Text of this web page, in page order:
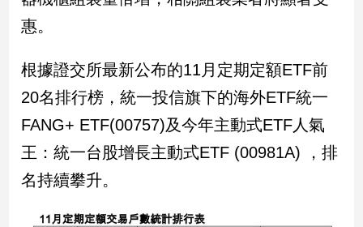
樂
星
聞
流
行/
時
追
惠。
根據證交所最新公布的11月定期定額ETF前
20名排行榜，統一投信旗下的海外ETF統一
FANG+ ETF(00757)及今年主動式ETF人氣
王：統一台股增長主動式ETF (00981A) ，排
名持續攀升。